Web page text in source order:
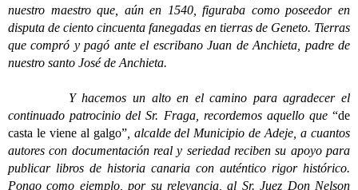
nuestro maestro que, aún en 1540, figuraba como poseedor en
disputa de ciento cincuenta fanegadas en tierras de Geneto. Tierras
que compró y pagó ante el escribano Juan de Anchieta, padre de
nuestro santo José de Anchieta.
Y hacemos un alto en el camino para agradecer el
continuado patrocinio del Sr. Fraga, recordemos aquello que “de
casta le viene al galgo”, alcalde del Municipio de Adeje, a cuantos
autores con documentación real y seriedad reciben su apoyo para
publicar libros de historia canaria con auténtico rigor histórico.
Pongo como ejemplo, por su relevancia, al Sr. Juez Don Nelson